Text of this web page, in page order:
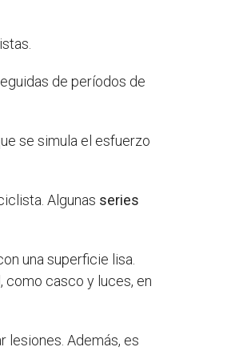
de períodos de
se simula el esfuerzo
Algunas series
una superficie lisa.
como casco y luces, en
lesiones. Además, es